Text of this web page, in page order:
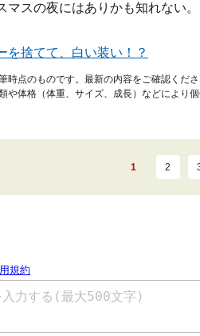
マスの夜にはありかも知れない。
を捨てて、白い装い！？
時点のものです。最新の内容をご確認くださ
や体格（体重、サイズ、成長）などにより
1 2